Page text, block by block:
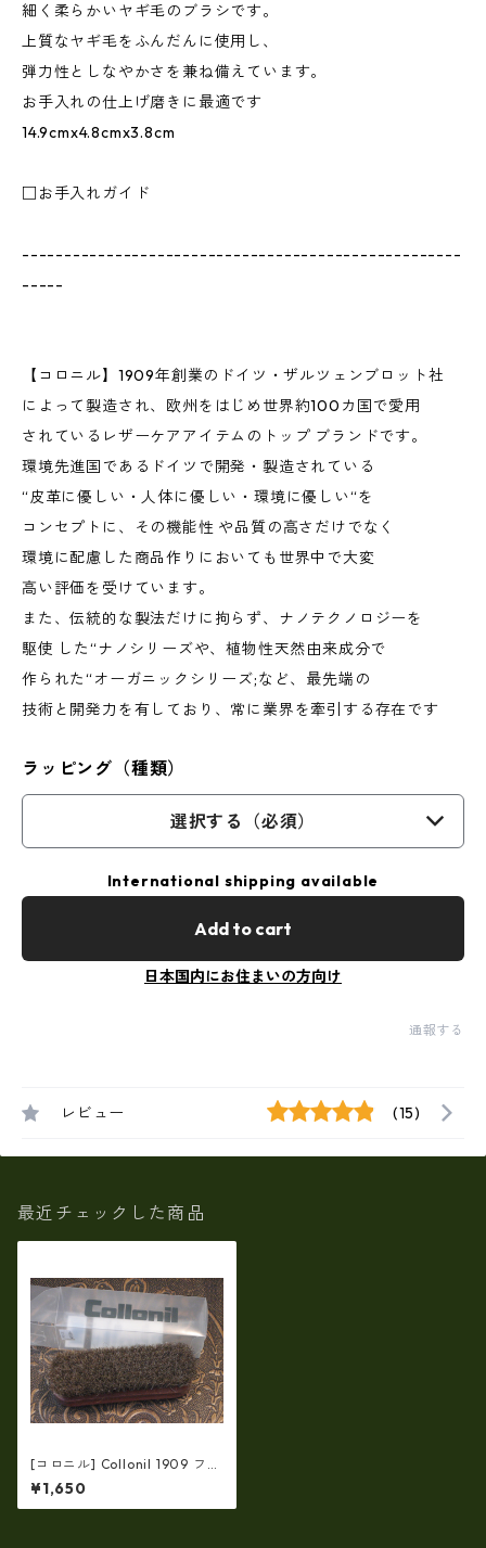
細く柔らかいヤギ毛のブラシです。
上質なヤギ毛をふんだんに使用し、
弾力性としなやかさを兼ね備えています。
お手入れの仕上げ磨きに最適です
14.9cmx4.8cmx3.8cm
□お手入れガイド
----------------------------------------------------
-----
【コロニル】1909年創業のドイツ・ザルツェンブロット社
によって製造され、欧州をはじめ世界約100カ国で愛用
されているレザーケアアイテムのトップ ブランドです。
環境先進国であるドイツで開発・製造されている
“皮革に優しい・人体に優しい・環境に優しい“を
コンセプトに、その機能性 や品質の高さだけでなく
環境に配慮した商品作りにおいても世界中で大変
高い評価を受けています。
また、伝統的な製法だけに拘らず、ナノテクノロジーを
駆使 した“ナノシリーズや、植物性天然由来成分で
作られた“オーガニックシリーズ;など、最先端の
技術と開発力を有しており、常に業界を牽引する存在です
ラッピング（種類）
選択する（必須）
International shipping available
Add to cart
日本国内にお住まいの方向け
通報する
レビュー (15)
最近チェックした商品
[コロニル] Collonil 1909 ファ
イン・ポリシング・ブラシ
（皮革全般）バッグ・財布用
レザーケア
¥1,650